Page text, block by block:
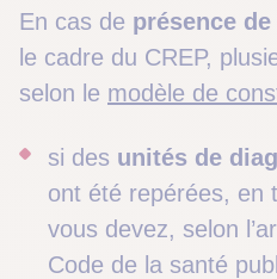
En cas de présence
le cadre du CREP,
selon le modèle de
si des unités de
ont été repérées, en
vous devez, selon
Code de la santé